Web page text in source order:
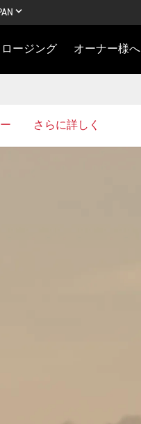
ロージング オーナー様へ
さらに詳しく